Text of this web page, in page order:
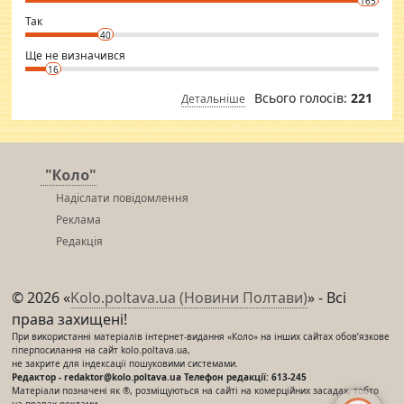
club.
⇒ sakshimirchandani.com
Так
40
Ще не визначився
16
Детальніше Всього голосів: 221
"Коло"
Надіслати повідомлення
Реклама
Редакція
© 2026 «Kolo.poltava.ua (Новини Полтави)» - Всі
права захищені!
При використанні матеріалів інтернет-видання «Коло» на інших сайтах обов’язкове
гіперпосилання на сайт kolo.poltava.ua,
не закрите для індексації пошуковими системами.
Редактор - redaktor@kolo.poltava.ua Телефон редакції: 613-245
Матеріали позначені як ®, розміщуються на сайті на комерційних засадах, тобто